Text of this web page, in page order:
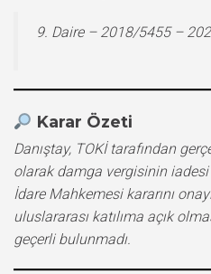
9. Daire – 2018/5455 –
Karar Özeti
Danıştay, TOKİ tarafından
olarak damga vergisinin
İdare Mahkemesi kararını
uluslararası katılıma açık
geçerli bulunmadı.